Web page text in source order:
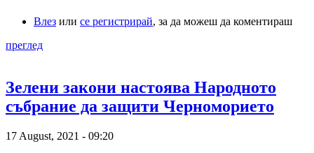
Влез или се регистрирай, за да можеш да коментираш
преглед
Зелени закони настоява Народното
събрание да защити Черноморието
17 August, 2021 - 09:20